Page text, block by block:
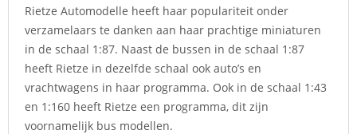
Rietze Automodelle heeft haar populariteit onder
verzamelaars te danken aan haar prachtige miniaturen
in de schaal 1:87. Naast de bussen in de schaal 1:87
heeft Rietze in dezelfde schaal ook auto’s en
vrachtwagens in haar programma. Ook in de schaal 1:43
en 1:160 heeft Rietze een programma, dit zijn
voornamelijk bus modellen.